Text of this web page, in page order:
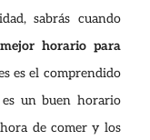
sabrás cuando
horario para
es el comprendido
un buen horario
de comer y los